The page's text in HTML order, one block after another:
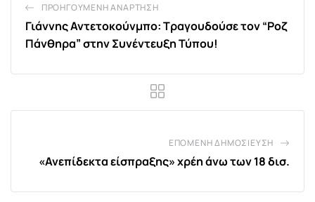
ΠΡΟΗΓΟΎΜΕΝΗ ΑΝΆΡΤΗΣΗ
Γιάννης Αντετοκούνμπο: Τραγουδούσε τον “Ροζ
Πάνθηρα” στην Συνέντευξη Τύπου!
ΕΠΌΜΕΝΗ ΔΗΜΟΣΊΕΥΣΗ
«Ανεπίδεκτα είσπραξης» χρέη άνω των 18 δισ.